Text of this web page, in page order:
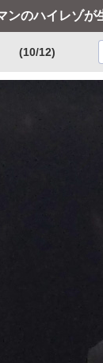
ンのハイレゾ
(10/12)